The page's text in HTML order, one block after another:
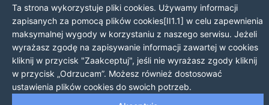
KONTAKT Z URZĘDEM
Telefon: 12 385 20 94
Faks: 12 385 03 55
Email: sekretariat@nowe-brzesko.pl
GODZINY PRACY
Ta strona wykorzystuje pliki cookies. Używamy informacji
zapisanych za pomocą plików cookies[II1.1] w celu zapewnienia
maksymalnej wygody w korzystaniu z naszego serwisu. Jeżeli
wyrażasz zgodę na zapisywanie informacji zawartej w cookies
kliknij w przycisk "Zaakceptuj", jeśli nie wyrażasz zgody kliknij
w przycisk „Odrzucam”. Możesz również dostosować
ustawienia plików cookies do swoich potrzeb.